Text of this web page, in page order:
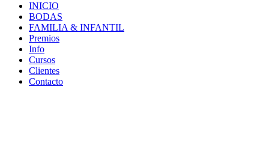
INICIO
BODAS
FAMILIA & INFANTIL
Premios
Info
Cursos
Clientes
Contacto